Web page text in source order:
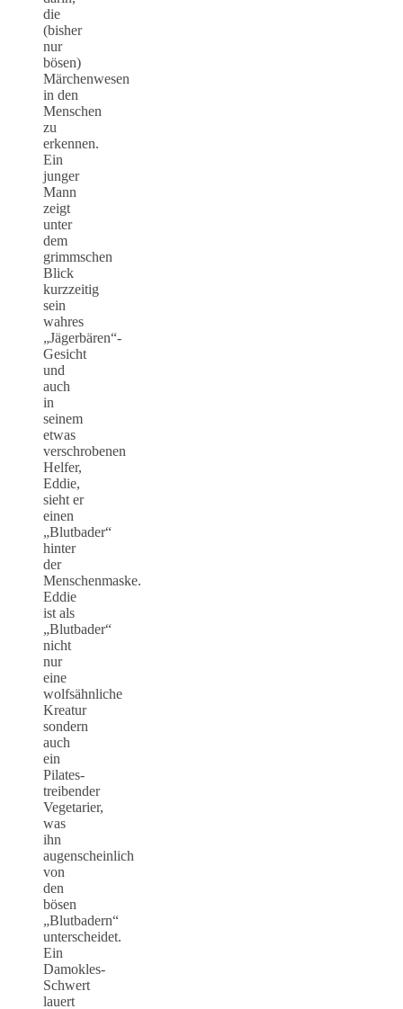
die
(bisher
nur
bösen)
Märchenwesen
in den
Menschen
zu
erkennen.
Ein
junger
Mann
zeigt
unter
dem
grimmschen
Blick
kurzzeitig
sein
wahres
„Jägerbären“-
Gesicht
und
auch
in
seinem
etwas
verschrobenen
Helfer,
Eddie,
sieht er
einen
„Blutbader“
hinter
der
Menschenmaske.
Eddie
ist als
„Blutbader“
nicht
nur
eine
wolfsähnliche
Kreatur
sondern
auch
ein
Pilates-
treibender
Vegetarier,
was
ihn
augenscheinlich
von
den
bösen
„Blutbadern“
unterscheidet.
Ein
Damokles-
Schwert
lauert